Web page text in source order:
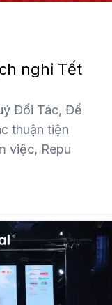
nghỉ Tết
Đối Tác, Để
thuận tiện
việc, Repu